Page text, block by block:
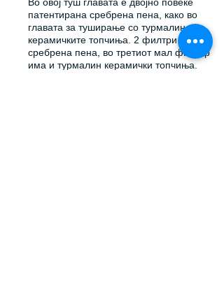
патентирана сребрена пена, како во
главата за туширање со турмалин
керамичките топчиња. 2 филтри имаат
сребрена пена, во третиот мал филтер
има и турмалин керамички топчиња.